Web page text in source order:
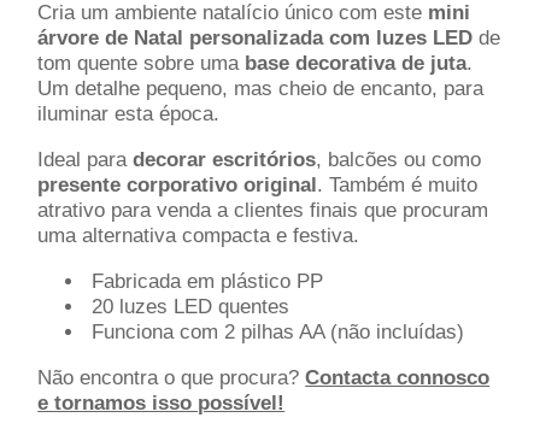
Cria um ambiente natalício único com este mini
árvore de Natal personalizada com luzes LED de
tom quente sobre uma base decorativa de juta.
Um detalhe pequeno, mas cheio de encanto, para
iluminar esta época.
Ideal paradecorar escritórios, balcões ou como
presente corporativo original. Também é muito
atrativo para venda a clientes finais que procuram
uma alternativa compacta e festiva.
Fabricada em plástico PP
20 luzes LED quentes
Funciona com 2 pilhas AA (não incluídas)
Não encontra o que procura?Contacta connosco
e tornamos isso possível!